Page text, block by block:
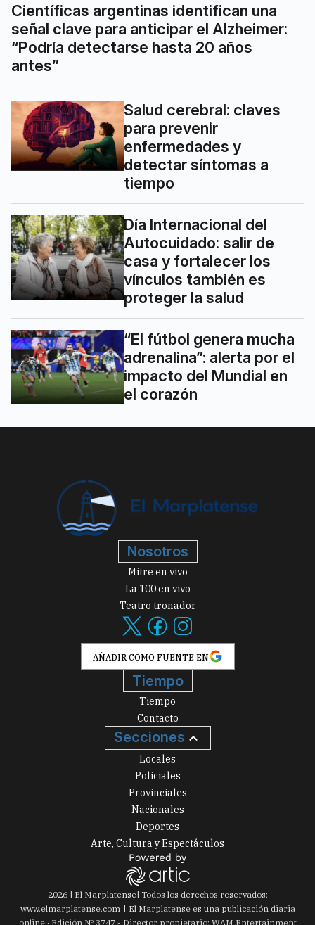
Científicas argentinas identifican una
señal clave para anticipar el Alzheimer:
“Podría detectarse hasta 20 años
antes”
Salud cerebral: claves
para prevenir
enfermedades y
detectar síntomas a
tiempo
Día Internacional del
Autocuidado: salir de
casa y fortalecer los
vínculos también es
proteger la salud
“El fútbol genera mucha
adrenalina”: alerta por el
impacto del Mundial en
el corazón
Nosotros
Mitre en vivo
La 100 en vivo
Teatro tronador
AÑADIR COMO FUENTE EN
Tiempo
Tiempo
Contacto
Secciones
Locales
Policiales
Provinciales
Nacionales
Deportes
Arte, Cultura y Espectáculos
2026| El Marplatense| Todos los derechos reservados:
www.elmarplatense.com
El Marplatense es una publicación diaria
online · Edición Nº 3747- Director propietario: WAM Entertainment